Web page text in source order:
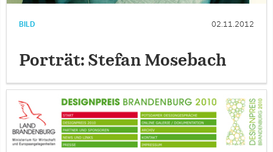
BILD 02.11.2012
Porträt: Stefan Mosebach